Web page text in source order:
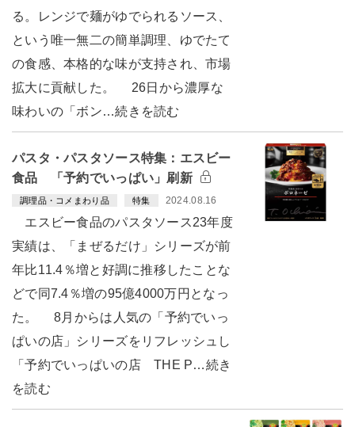
る。レンジで麺がゆでられるソース、
という唯一無二の簡単調理、ゆでたて
の食感、本格的な味が支持され、市場
拡大に貢献した。 26日から濃厚な
味わいの「ボン…続きを読む
パスタ・パスタソース特集：エスビー
食品 「予約でいっぱい」刷新
調理品・コメまわり品 特集 2024.08.16
エスビー食品のパスタソース23年度
実績は、「まぜるだけ」シリーズが前
年比11.4％増と好調に推移したことな
どで同7.4％増の95億4000万円となっ
た。 8月からは人気の「予約でいっ
ぱいの店」シリーズをリフレッシュし
「予約でいっぱいの店 THE P…続き
を読む